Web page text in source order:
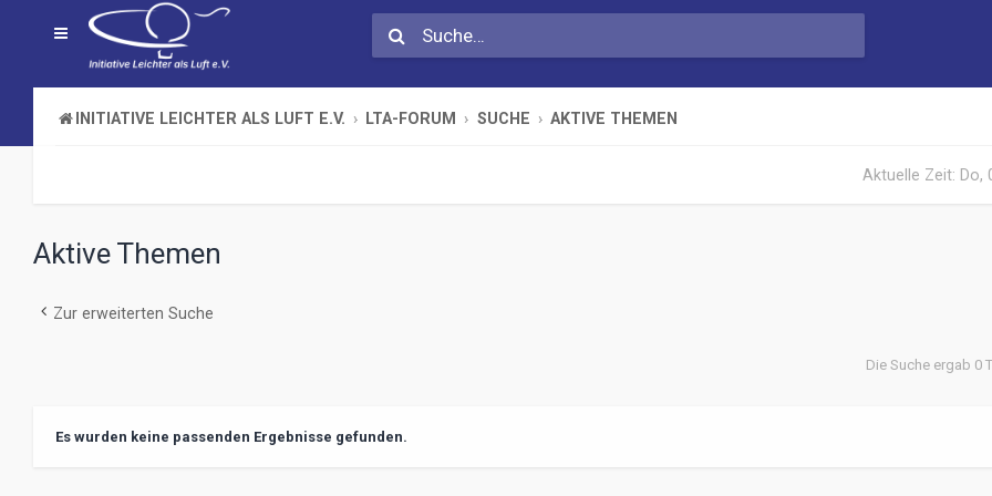
INITIATIVE LEICHTER ALS LUFT E.V. LTA-FORUM SUCHE AKTIVE THEMEN
Aktuelle Zeit: Do,
Aktive Themen
Zur erweiterten Suche
Die Suche ergab 0
Es wurden keine passenden Ergebnisse gefunden.